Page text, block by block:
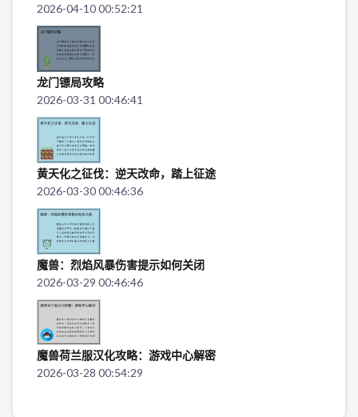
2026-04-10 00:52:21
龙门镖局攻略
2026-03-31 00:46:41
黄天化之征伐：逆天改命，踏上征途
2026-03-30 00:46:36
魔兽：烈焰风暴伤害提示如何关闭
2026-03-29 00:46:46
魔兽荷兰服汉化攻略：游戏中心解密
2026-03-28 00:54:29